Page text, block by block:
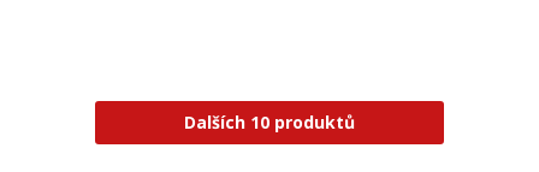
Dalších 10 produktů